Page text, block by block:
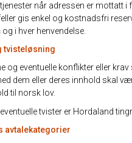
når adressen er mottatt i
gis enkel og kostnadsfri
i hver henvendelse.
tvisteløsning
og eventuelle konflikter eller
dem eller deres innhold skal
til norsk lov.
tvister er Hordaland
avtalekategorier